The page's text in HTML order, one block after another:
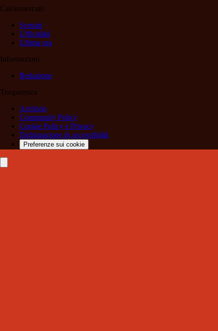
Calciomercato
Scenari
Ufficialità
Ultima ora
Informazioni
Redazione
Trasparenza
Archivio
Community Policy
Cookie Policy e Privacy
Dichiarazione di accessibilità
Preferenze sui cookie